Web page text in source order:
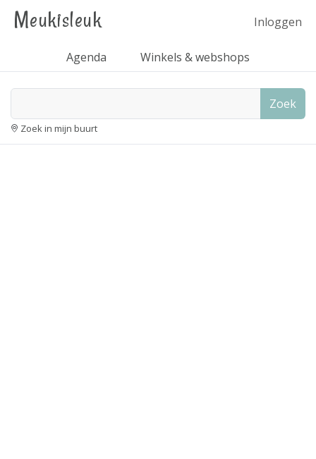
Meukisleuk Inloggen
Agenda Winkels & webshops
Zoek
Zoek in mijn buurt